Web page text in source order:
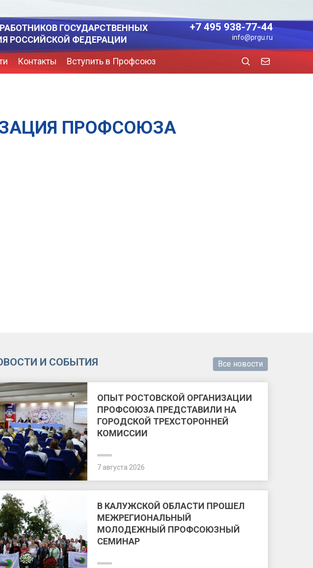
ГОСУДАРСТВЕННЫХ
РОССИЙСКОЙ ФЕДЕРАЦИИ
+7 495 938-77-44
info@prgu.ru
Контакты Вступить в Профсоюз
ПРОФСОЮЗА
И СОБЫТИЯ Все новости
ОПЫТ РОСТОВСКОЙ ОРГАНИЗАЦИИ
ПРОФСОЮЗА ПРЕДСТАВИЛИ НА
ГОРОДСКОЙ ТРЕХСТОРОННЕЙ
КОМИССИИ
7 августа 2026
В КАЛУЖСКОЙ ОБЛАСТИ ПРОШЕЛ
МЕЖРЕГИОНАЛЬНЫЙ
МОЛОДЕЖНЫЙ ПРОФСОЮЗНЫЙ
СЕМИНАР